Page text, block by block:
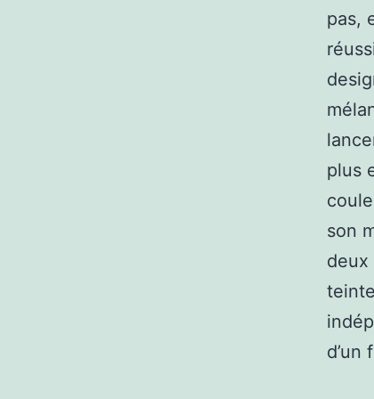
pas,
plus
son
deux
d’un